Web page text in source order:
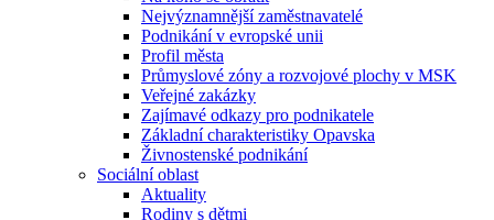
Nejvýznamnější zaměstnavatelé
Podnikání v evropské unii
Profil města
Průmyslové zóny a rozvojové plochy v MSK
Veřejné zakázky
Zajímavé odkazy pro podnikatele
Základní charakteristiky Opavska
Živnostenské podnikání
Sociální oblast
Aktuality
Rodiny s dětmi